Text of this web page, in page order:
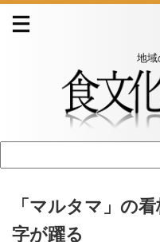
地域
「マルタマ」の
字が躍る